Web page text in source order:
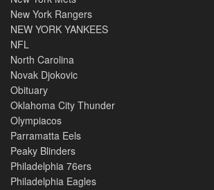
New York Rangers
NEW YORK YANKEES
NFL
North Carolina
Novak Djokovic
Obituary
Oklahoma City Thunder
Olympiacos
Parramatta Eels
Peaky Blinders
Philadelphia 76ers
Philadelphia Eagles